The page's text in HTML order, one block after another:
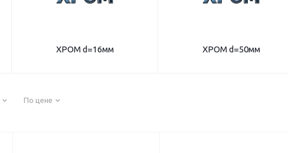
ХРОМ d=16мм ХРОМ d=50мм
По цене